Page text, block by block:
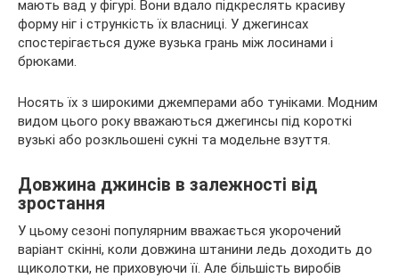
мають вад у фігурі. Вони вдало підкреслять красиву
форму ніг і стрункість їх власниці. У джегинсах
спостерігається дуже вузька грань між лосинами і
брюками.
Носять їх з широкими джемперами або туніками. Модним
видом цього року вважаються джегинсы під короткі
вузькі або розкльошені сукні та модельне взуття.
Довжина джинсів в залежності від
зростання
У цьому сезоні популярним вважається укорочений
варіант скінні, коли довжина штанини ледь доходить до
щиколотки, не приховуючи її. Але більшість виробів